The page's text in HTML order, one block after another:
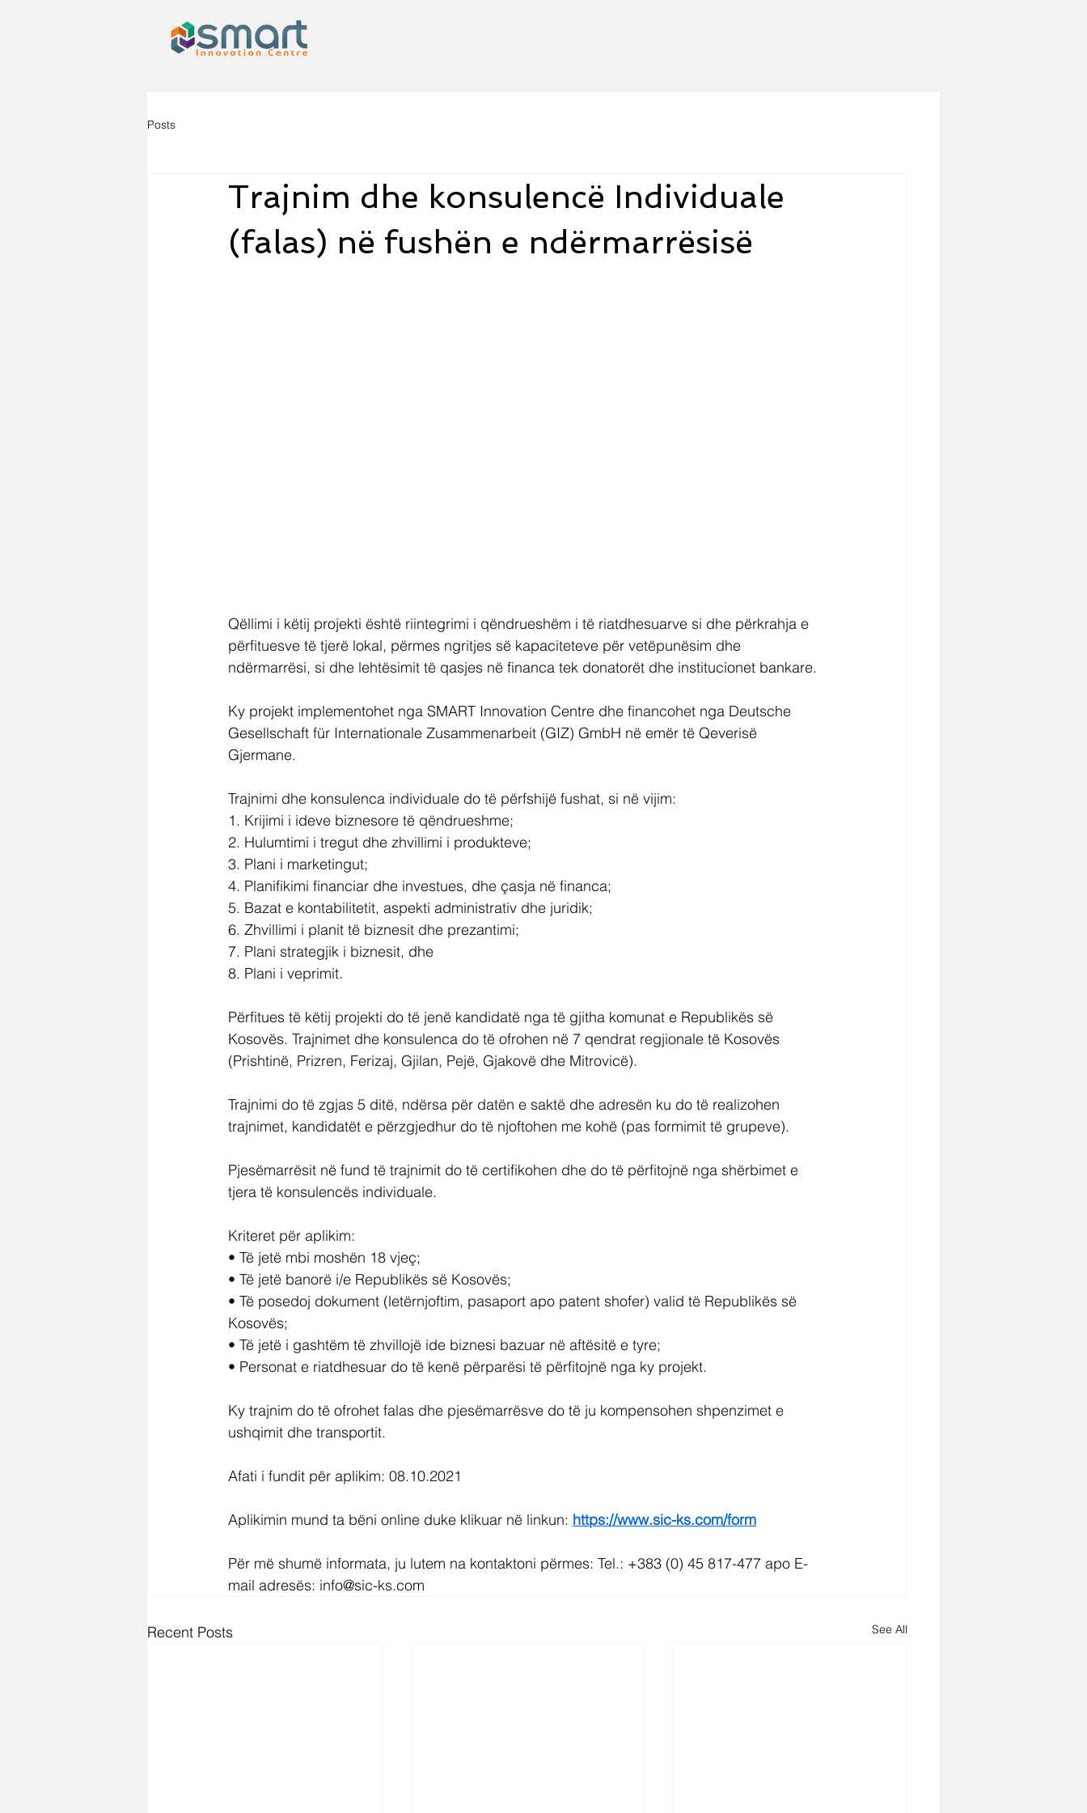
Posts
Trajnim dhe konsulencë Individuale
(falas) në fushën e ndërmarrësisë
Qëllimi i këtij projekti është riintegrimi i qëndrueshëm i të riatdhesuarve si dhe përkrahja e
përfituesve të tjerë lokal, përmes ngritjes së kapaciteteve për vetëpunësim dhe
ndërmarrësi, si dhe lehtësimit të qasjes në financa tek donatorët dhe institucionet bankare.
Ky projekt implementohet nga SMART Innovation Centre dhe financohet nga Deutsche
Gesellschaft für Internationale Zusammenarbeit (GIZ) GmbH në emër të Qeverisë
Gjermane.
Trajnimi dhe konsulenca individuale do të përfshijë fushat, si në vijim:
1. Krijimi i ideve biznesore të qëndrueshme;
2. Hulumtimi i tregut dhe zhvillimi i produkteve;
3. Plani i marketingut;
4. Planifikimi financiar dhe investues, dhe çasja në financa;
5. Bazat e kontabilitetit, aspekti administrativ dhe juridik;
6. Zhvillimi i planit të biznesit dhe prezantimi;
7. Plani strategjik i biznesit, dhe
8. Plani i veprimit.
Përfitues të këtij projekti do të jenë kandidatë nga të gjitha komunat e Republikës së
Kosovës. Trajnimet dhe konsulenca do të ofrohen në 7 qendrat regjionale të Kosovës
(Prishtinë, Prizren, Ferizaj, Gjilan, Pejë, Gjakovë dhe Mitrovicë).
Trajnimi do të zgjas 5 ditë, ndërsa për datën e saktë dhe adresën ku do të realizohen
trajnimet, kandidatët e përzgjedhur do të njoftohen me kohë (pas formimit të grupeve).
Pjesëmarrësit në fund të trajnimit do të certifikohen dhe do të përfitojnë nga shërbimet e
tjera të konsulencës individuale.
Kriteret për aplikim:
• Të jetë mbi moshën 18 vjeç;
• Të jetë banorë i/e Republikës së Kosovës;
• Të posedoj dokument (letërnjoftim, pasaport apo patent shofer) valid të Republikës së
Kosovës;
• Të jetë i gashtëm të zhvillojë ide biznesi bazuar në aftësitë e tyre;
• Personat e riatdhesuar do të kenë përparësi të përfitojnë nga ky projekt.
Ky trajnim do të ofrohet falas dhe pjesëmarrësve do të ju kompensohen shpenzimet e
ushqimit dhe transportit.
Afati i fundit për aplikim: 08.10.2021
Aplikimin mund ta bëni online duke klikuar në linkun: https://www.sic-ks.com/form
Për më shumë informata, ju lutem na kontaktoni përmes: Tel.: +383 (0) 45 817-477 apo E-
mail adresës: info@sic-ks.com
Recent Posts See All